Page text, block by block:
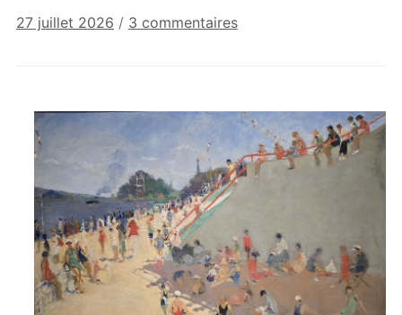
27 juillet 2026 / 3 commentairessur
Vernon